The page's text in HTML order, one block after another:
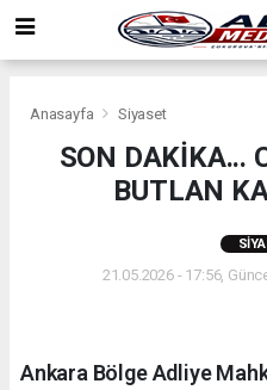
Anasayfa Siyaset
SON DAKİKA...
BUTLAN
21.05.2026 - 17:56,
Ankara Bölge Adliye